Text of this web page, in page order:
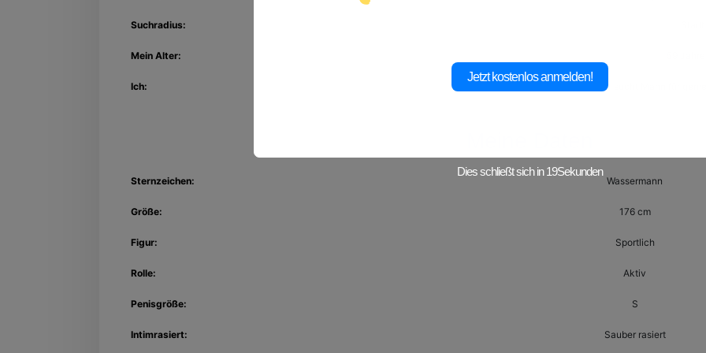
Suchradius:
Mein Alter:
Ich:
Sternzeichen: Wassermann
Größe: 176 cm
Figur: Sportlich
Rolle: Aktiv
Penisgröße: S
Intimrasiert: Sauber rasiert
Jetzt kostenlos anmelden!
Dies schließt sich in17Sekunden